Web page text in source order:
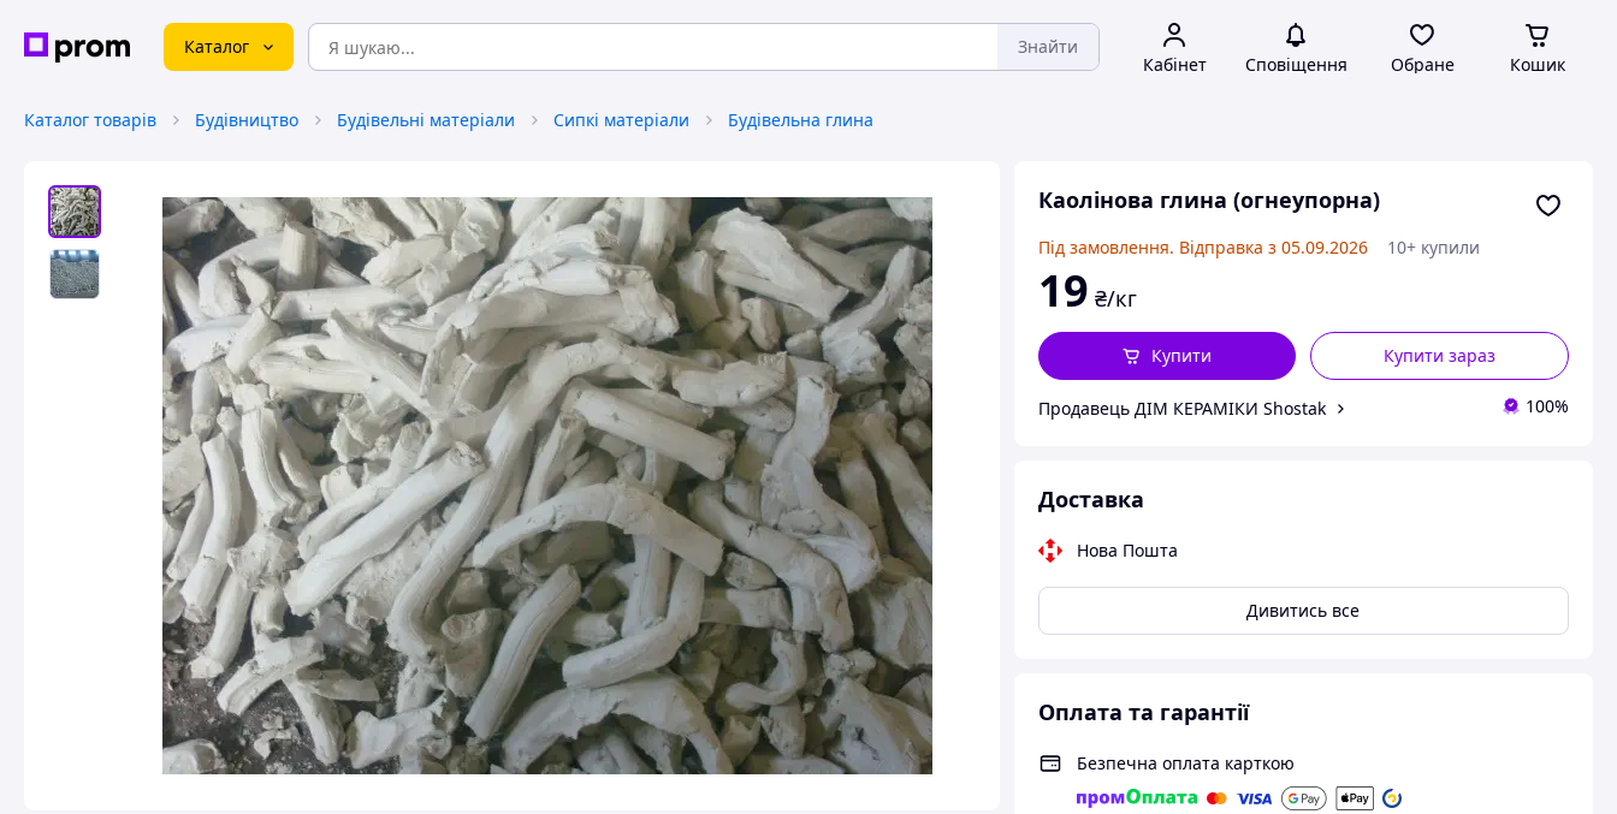
Каталог Знайти
Кабінет Сповіщення Обране Кошик
Каталог товарів Будівництво Будівельні матеріали Сипкі матеріали Будівельна глина
Каолінова глина (огнеупорна)
Під замовлення. Відправка з 05.09.2026 10+ купили
19 ₴/кг
Купити зараз
Купити
Продавець ДІМ КЕРАМІКИ Shostak 100%
Доставка
Нова Пошта
Дивитись все
Оплата та гарантії
Безпечна оплата карткою